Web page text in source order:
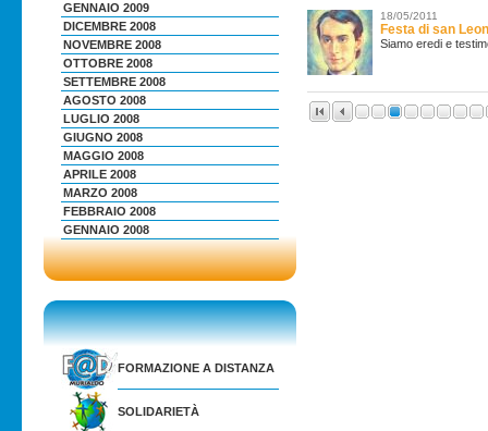
GENNAIO 2009
DICEMBRE 2008
NOVEMBRE 2008
OTTOBRE 2008
SETTEMBRE 2008
AGOSTO 2008
LUGLIO 2008
GIUGNO 2008
MAGGIO 2008
APRILE 2008
MARZO 2008
FEBBRAIO 2008
GENNAIO 2008
FORMAZIONE A DISTANZA
SOLIDARIETÀ
18/05/2011
Festa di san
Siamo eredi e